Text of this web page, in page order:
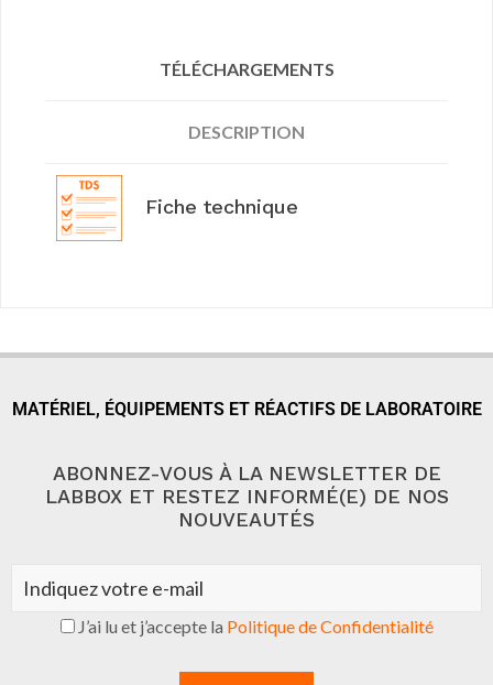
TÉLÉCHARGEMENTS
DESCRIPTION
Fiche technique
MATÉRIEL, ÉQUIPEMENTS ET RÉACTIFS DE LABORATOIRE
ABONNEZ-VOUS À LA NEWSLETTER DE
LABBOX ET RESTEZ INFORMÉ(E) DE NOS
NOUVEAUTÉS
J’ai lu et j’accepte la Politique de Confidentialité